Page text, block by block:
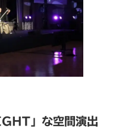
」な空間演出